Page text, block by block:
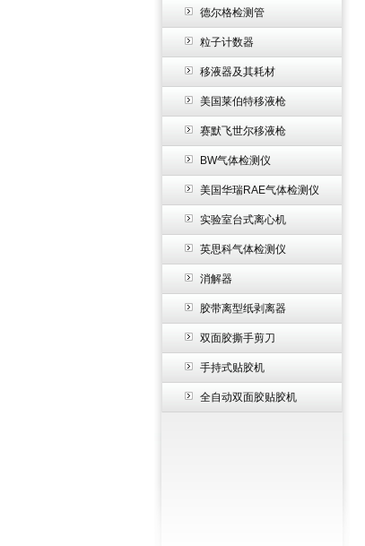
德尔格检测管
粒子计数器
移液器及其耗材
美国莱伯特移液枪
赛默飞世尔移液枪
BW气体检测仪
美国华瑞RAE气体检测仪
实验室台式离心机
英思科气体检测仪
消解器
胶带离型纸剥离器
双面胶撕手剪刀
手持式贴胶机
全自动双面胶贴胶机